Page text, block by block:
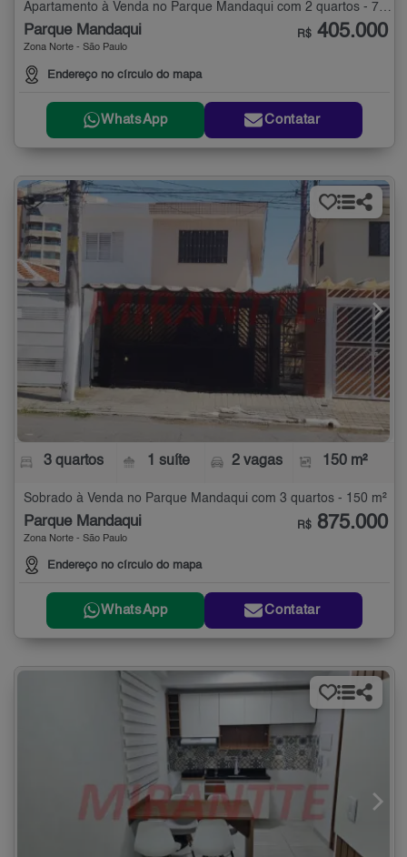
Apartamento à Venda no Parque Mandaqui com 2 quartos - 73 m²
Parque Mandaqui
Zona Norte - São Paulo
Endereço no círculo do mapa
R$ 405.000
WhatsApp Contatar
3 quartos 1 suíte 2 vagas 150 m²
Sobrado à Venda no Parque Mandaqui com 3 quartos - 150 m²
Parque Mandaqui
Zona Norte - São Paulo
Endereço no círculo do mapa
R$ 875.000
WhatsApp Contatar